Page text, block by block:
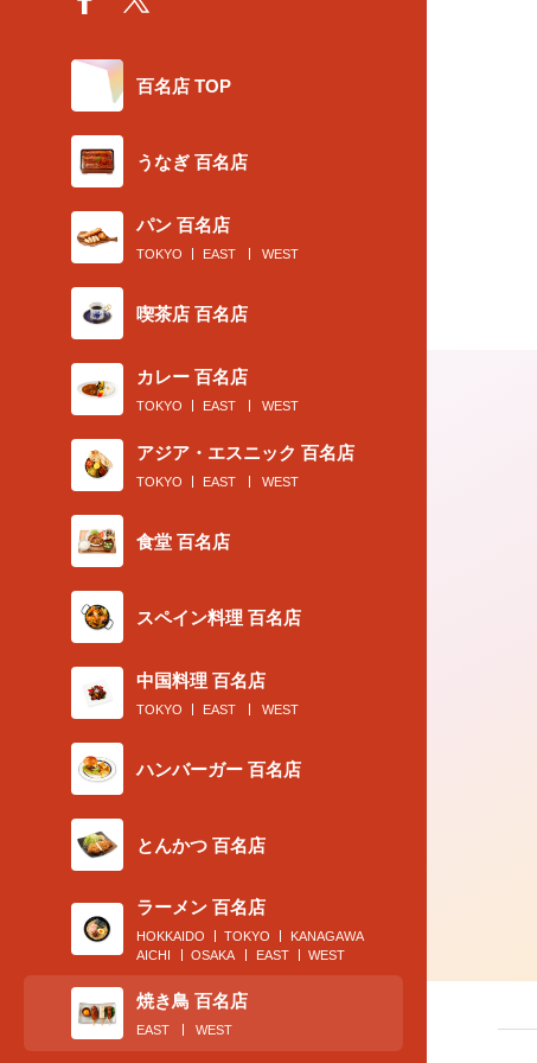
百名店 TOP
うなぎ 百名店
パン 百名店
TOKYO EAST WEST
喫茶店 百名店
カレー 百名店
TOKYO EAST WEST
アジア・エスニック 百名店
TOKYO EAST WEST
食堂 百名店
スペイン料理 百名店
中国料理 百名店
TOKYO EAST WEST
ハンバーガー 百名店
とんかつ 百名店
ラーメン 百名店
HOKKAIDO TOKYO
KANAGAWA
AICHI
OSAKA EAST WEST
焼き鳥 百名店
EAST WEST
2018.07.31
コース22品全部見せます！酒呑みモデル
も歓喜する焼き鳥ワンダーランド